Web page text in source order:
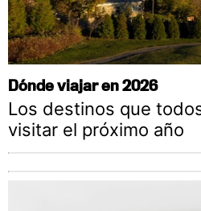
Dónde viajar en 2026
Los destinos que
visitar el próximo año